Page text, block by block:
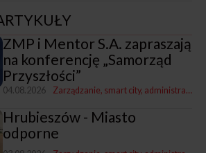
ZMP i Mentor S.A. zapraszają
na konferencję „Samorząd
Przyszłości”
04.08.2026 Zarządzanie, smart city, administracja
Hrubieszów - Miasto
odporne